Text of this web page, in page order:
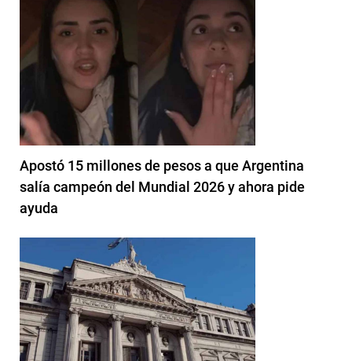
Apostó 15 millones de pesos a que Argentina
salía campeón del Mundial 2026 y ahora pide
ayuda